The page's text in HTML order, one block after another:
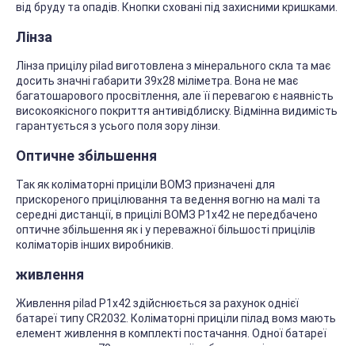
від бруду та опадів. Кнопки сховані під захисними кришками.
Лінза
Лінза прицілу pilad виготовлена з мінерального скла та має
досить значні габарити 39х28 міліметра. Вона не має
багатошарового просвітлення, але її перевагою є наявність
високоякісного покриття антивідблиску. Відмінна видимість
гарантується з усього поля зору лінзи.
Оптичне збільшення
Так як коліматорні приціли ВОМЗ призначені для
прискореного прицілювання та ведення вогню на малі та
середні дистанції, в прицілі ВОМЗ Р1х42 не передбачено
оптичне збільшення як і у переважної більшості прицілів
коліматорів інших виробників.
живлення
Живлення pilad Р1х42 здійснюється за рахунок однієї
батареї типу CR2032. Коліматорні приціли пілад вомз мають
елемент живлення в комплекті постачання. Одної батареї